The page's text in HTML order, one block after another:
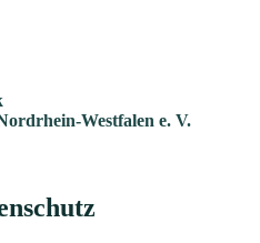
Westfalen e. V.